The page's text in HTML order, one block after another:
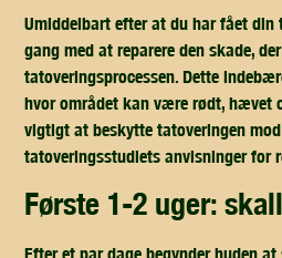
Umiddelbart efter at du har fået
gang med at reparere den skade,
tatoveringsprocessen. Dette
hvor området kan være rødt, hævet
vigtigt at beskytte tatoveringen
tatoveringsstudiets anvisninger for
første 1-2 uger:
Efter et par dage begynder huden